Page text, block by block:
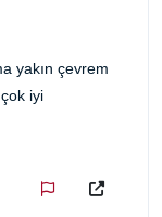
yakın çevrem
iyi